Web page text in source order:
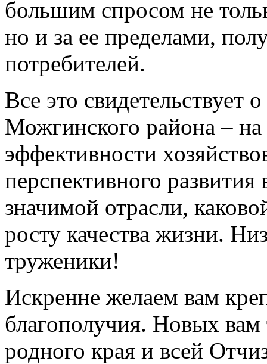
большим спросом не
но и за ее пределами,
потребителей.
Все это свидетельствует
Можгинского района –
эффективности
перспективного
значимой отрасли,
росту качества жизни.
труженики!
Искренне желаем вам
благополучия. Новых
родного края и всей